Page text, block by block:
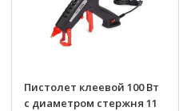
Пистолет клеевой 100 Вт
с диаметром стержня 11